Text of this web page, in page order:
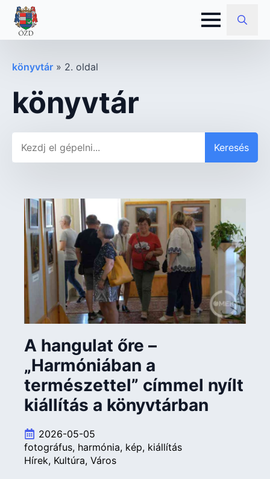
Search
könyvtár » 2. oldal
könyvtár
Keresés
A hangulat őre –
„Harmóniában a
természettel” címmel nyílt
kiállítás a könyvtárban
2026-05-05
fotográfus harmónia kép kiállítás
Hírek Kultúra Város